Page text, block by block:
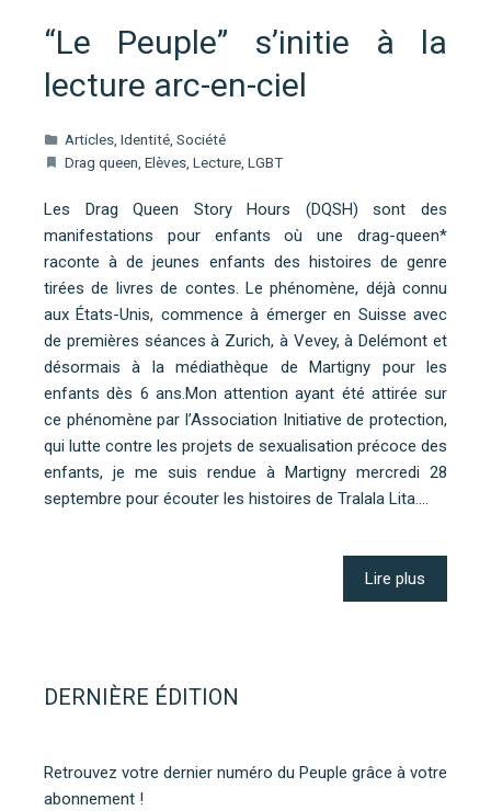
“Le Peuple” s’initie à la
lecture arc-en-ciel
Articles, Identité, Société
Drag queen, Elèves, Lecture, LGBT
Les Drag Queen Story Hours (DQSH) sont des
manifestations pour enfants où une drag-queen*
raconte à de jeunes enfants des histoires de genre
tirées de livres de contes. Le phénomène, déjà connu
aux États-Unis, commence à émerger en Suisse avec
de premières séances à Zurich, à Vevey, à Delémont et
désormais à la médiathèque de Martigny pour les
enfants dès 6 ans.Mon attention ayant été attirée sur
ce phénomène par l’Association Initiative de protection,
qui lutte contre les projets de sexualisation précoce des
enfants, je me suis rendue à Martigny mercredi 28
septembre pour écouter les histoires de Tralala Lita.…
Lire plus
DERNIÈRE ÉDITION
Retrouvez votre dernier numéro du Peuple grâce à votre
abonnement !